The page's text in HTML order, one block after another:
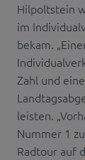
Hilpoltstein
im
bekam.
Zahl und
leisten.
Nummer 1
Radtour auf